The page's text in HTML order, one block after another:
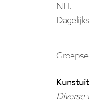
NH.
Diverse